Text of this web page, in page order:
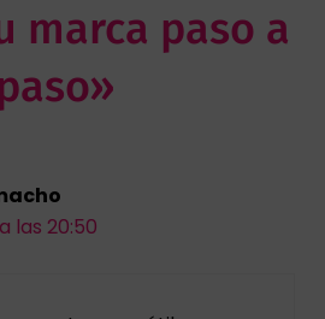
marca paso a
paso»
las 20:50